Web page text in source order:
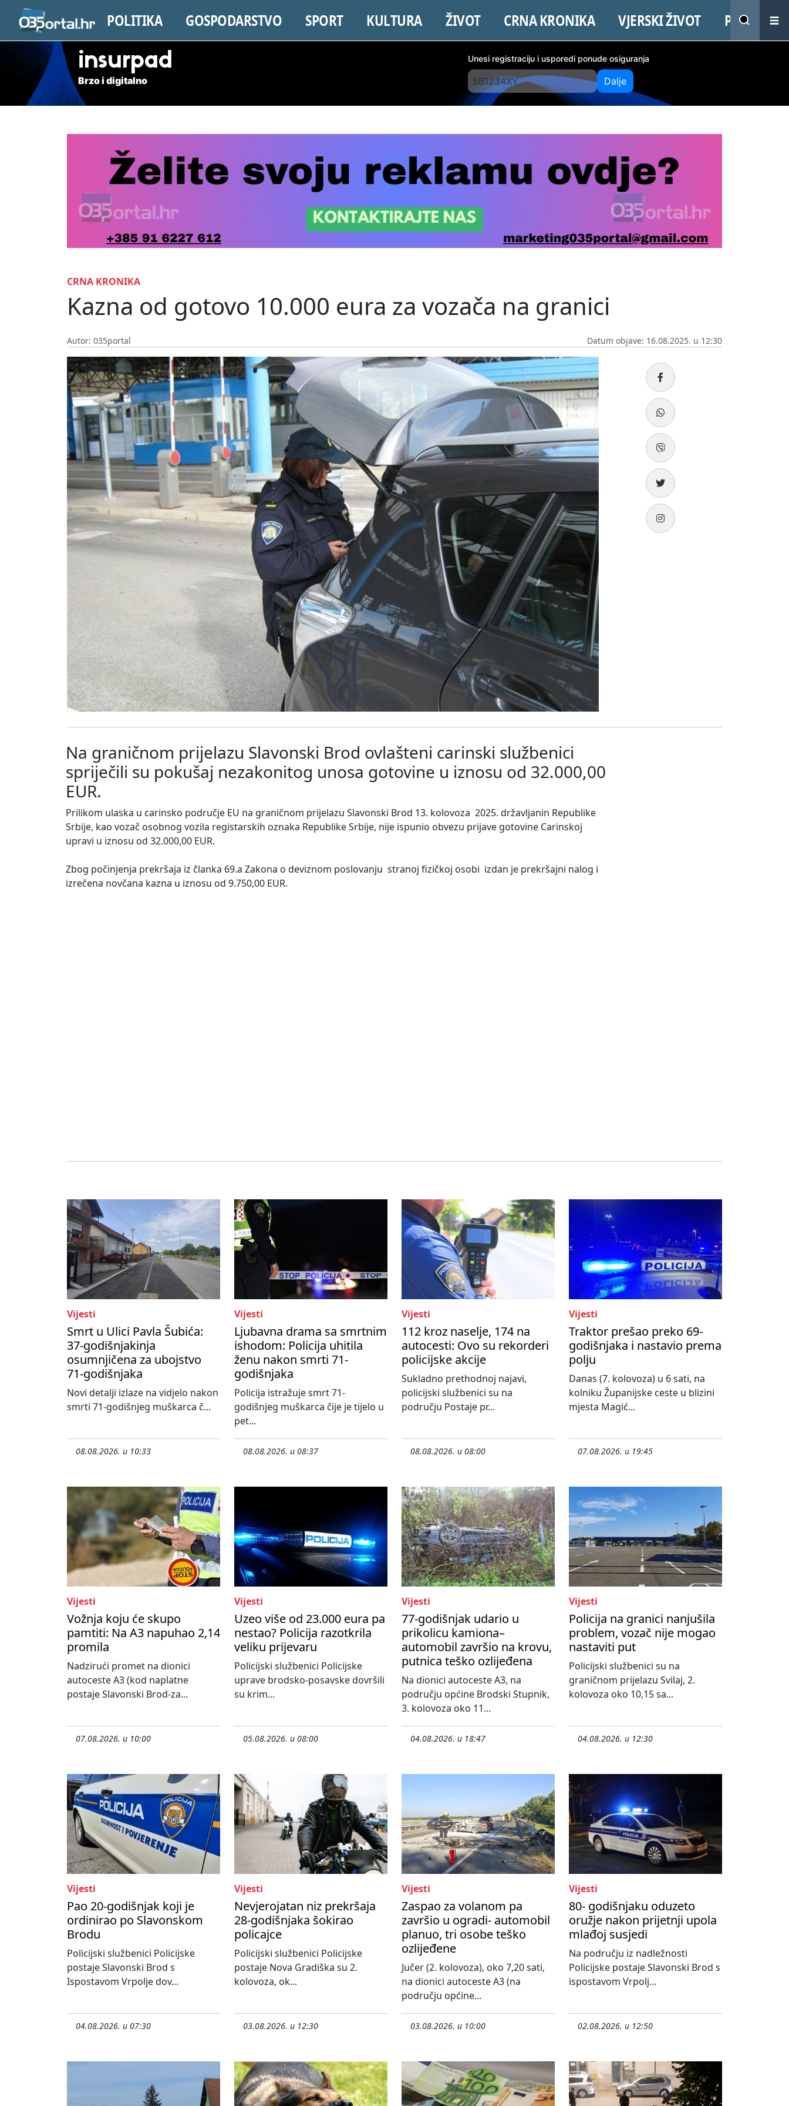
POLITIKA GOSPODARSTVO SPORT KULTURA ŽIVOT CRNA KRONIKA VJERSKI ŽIVOT PROMO
insurpad
Brzo i digitalno
Unesi registraciju i usporedi ponude osiguranja
Dalje
CRNA KRONIKA
Kazna od gotovo 10.000 eura za vozača na granici
Autor: 035portal Datum objave: 16.08.2025. u 12:30
Na graničnom prijelazu Slavonski Brod ovlašteni carinski službenici
spriječili su pokušaj nezakonitog unosa gotovine u iznosu od 32.000,00
EUR.
Prilikom ulaska u carinsko područje EU na graničnom prijelazu Slavonski Brod 13. kolovoza 2025. državljanin Republike
Srbije, kao vozač osobnog vozila registarskih oznaka Republike Srbije, nije ispunio obvezu prijave gotovine Carinskoj
upravi u iznosu od 32.000,00 EUR.
Zbog počinjenja prekršaja iz članka 69.a Zakona o deviznom poslovanju stranoj fizičkoj osobi izdan je prekršajni nalog i
izrečena novčana kazna u iznosu od 9.750,00 EUR.
Vijesti
Smrt u Ulici Pavla Šubića:
37-godišnjakinja
osumnjičena za ubojstvo
71-godišnjaka
Novi detalji izlaze na vidjelo nakon
smrti 71-godišnjeg muškarca č...
08.08.2026. u 10:33
Vijesti
Ljubavna drama sa smrtnim
ishodom: Policija uhitila
ženu nakon smrti 71-
godišnjaka
Policija istražuje smrt 71-
godišnjeg muškarca čije je tijelo u
pet...
08.08.2026. u 08:37
Vijesti
112 kroz naselje, 174 na
autocesti: Ovo su rekorderi
policijske akcije
Sukladno prethodnoj najavi,
policijski službenici su na
području Postaje pr...
08.08.2026. u 08:00
Vijesti
Traktor prešao preko 69-
godišnjaka i nastavio prema
polju
Danas (7. kolovoza) u 6 sati, na
kolniku Županijske ceste u blizini
mjesta Magić...
07.08.2026. u 19:45
Vijesti
Vožnja koju će skupo
pamtiti: Na A3 napuhao 2,14
promila
Nadzirući promet na dionici
autoceste A3 (kod naplatne
postaje Slavonski Brod-za...
07.08.2026. u 10:00
Vijesti
Uzeo više od 23.000 eura pa
nestao? Policija razotkrila
veliku prijevaru
Policijski službenici Policijske
uprave brodsko-posavske dovršili
su krim...
05.08.2026. u 08:00
Vijesti
77-godišnjak udario u
prikolicu kamiona–
automobil završio na krovu,
putnica teško ozlijeđena
Na dionici autoceste A3, na
području općine Brodski Stupnik,
3. kolovoza oko 11...
04.08.2026. u 18:47
Vijesti
Policija na granici nanjušila
problem, vozač nije mogao
nastaviti put
Policijski službenici su na
graničnom prijelazu Svilaj, 2.
kolovoza oko 10,15 sa...
04.08.2026. u 12:30
Vijesti
Pao 20-godišnjak koji je
ordinirao po Slavonskom
Brodu
Policijski službenici Policijske
postaje Slavonski Brod s
Ispostavom Vrpolje dov...
04.08.2026. u 07:30
Vijesti
Nevjerojatan niz prekršaja
28-godišnjaka šokirao
policajce
Policijski službenici Policijske
postaje Nova Gradiška su 2.
kolovoza, ok...
03.08.2026. u 12:30
Vijesti
Zaspao za volanom pa
završio u ogradi- automobil
planuo, tri osobe teško
ozlijeđene
Jučer (2. kolovoza), oko 7,20 sati,
na dionici autoceste A3 (na
području općine...
03.08.2026. u 10:00
Vijesti
80- godišnjaku oduzeto
oružje nakon prijetnji upola
mlađoj susjedi
Na području iz nadležnosti
Policijske postaje Slavonski Brod s
ispostavom Vrpolj...
02.08.2026. u 12:50